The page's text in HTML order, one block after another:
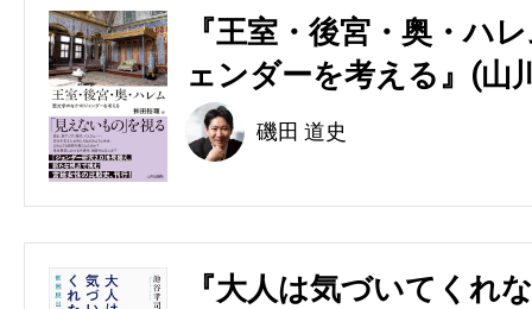
『王室・後宮・奥・ハ
ェンダーを考える』(山
磯田 道史
『大人は気づいてくれ